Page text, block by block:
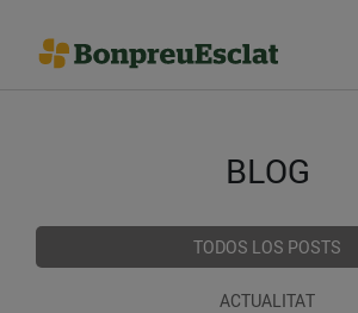
BLOG
TODOS LOS POSTS
ACTUALITAT